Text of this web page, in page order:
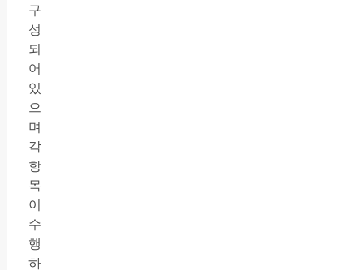
구
성
되
어
있
으
며
각
항
목
이
수
행
하